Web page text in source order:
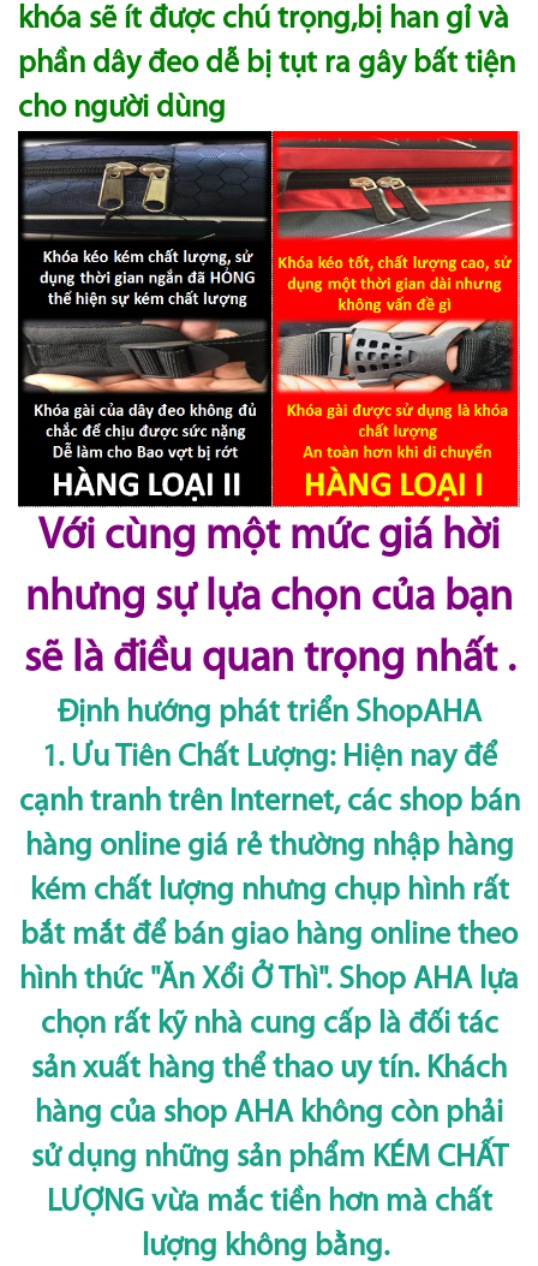
khóa sẽ ít được chú trọng,bị han gỉ và
phần dây đeo dễ bị tụt ra gây bất tiện
cho người dùng
Với cùng một mức giá hời
nhưng sự lựa chọn của bạn
sẽ là điều quan trọng nhất .
Định hướng phát triển ShopAHA
1. Ưu Tiên Chất Lượng: Hiện nay để
cạnh tranh trên Internet, các shop bán
hàng online giá rẻ thường nhập hàng
kém chất lượng nhưng chụp hình rất
bắt mắt để bán giao hàng online theo
hình thức "Ăn Xổi Ở Thì". Shop AHA lựa
chọn rất kỹ nhà cung cấp là đối tác
sản xuất hàng thể thao uy tín. Khách
hàng của shop AHA không còn phải
sử dụng những sản phẩm KÉM CHẤT
LƯỢNG vừa mắc tiền hơn mà chất
lượng không bằng.